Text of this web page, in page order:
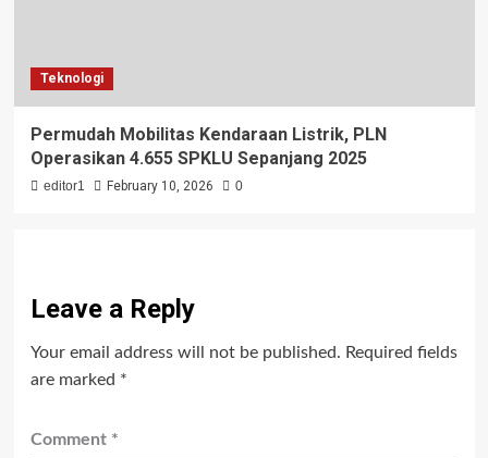
Teknologi
Permudah Mobilitas Kendaraan Listrik, PLN
Operasikan 4.655 SPKLU Sepanjang 2025
editor1 February 10, 2026 0
Leave a Reply
Your email address will not be published. Required fields
are marked *
Comment *